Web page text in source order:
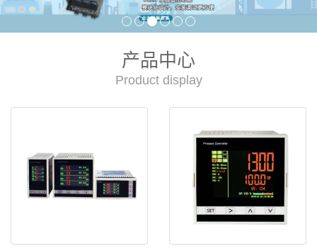
产品中心
Product display